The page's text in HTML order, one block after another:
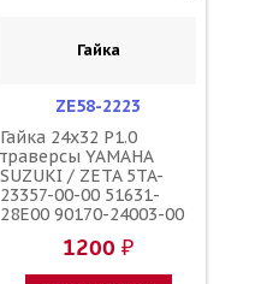
Гайка
ZE58-2223
Гайка 24x32 P1.0
траверсы YAMAHA
SUZUKI / ZETA 5TA-
23357-00-00 51631-
28E00 90170-24003-00
1200 ₽